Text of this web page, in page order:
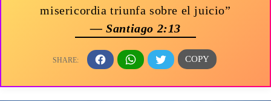
misericordia triunfa sobre el juicio”
— Santiago 2:13